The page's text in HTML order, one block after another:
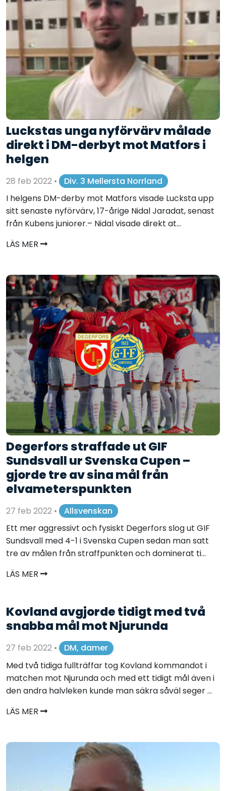
Luckstas unga nyförvärv målade
direkt i DM-derbyt mot Matfors i
helgen
28 feb 2022 •
Div. 3 Mellersta Norrland
I helgens DM-derby mot Matfors visade Lucksta upp
sitt senaste nyförvärv, 17-årige Nidal Jaradat, senast
från Kubens juniorer.– Nidal visade direkt at...
LÄS MER
Degerfors straffade ut GIF
Sundsvall ur Svenska Cupen –
gjorde tre av sina mål från
elvameterspunkten
27 feb 2022 •
Allsvenskan
Ett mer aggressivt och fysiskt Degerfors slog ut GIF
Sundsvall med 4-1 i Svenska Cupen sedan man satt
tre av målen från straffpunkten och dominerat ti...
LÄS MER
Kovland avgjorde tidigt med två
snabba mål mot Njurunda
27 feb 2022 •
DM, damer
Med två tidiga fullträffar tog Kovland kommandot i
matchen mot Njurunda och med ett tidigt mål även i
den andra halvleken kunde man säkra såväl seger ...
LÄS MER